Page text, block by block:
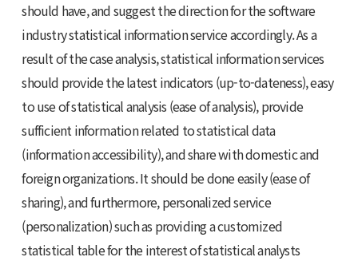
should have, and suggest the direction for the software
industry statistical information service accordingly. As a
result of the case analysis, statistical information services
should provide the latest indicators (up-to-dateness), easy
to use of statistical analysis (ease of analysis), provide
sufficient information related to statistical data
(information accessibility), and share with domestic and
foreign organizations. It should be done easily (ease of
sharing), and furthermore, personalized service
(personalization) such as providing a customized
statistical table for the interest of statistical analysts